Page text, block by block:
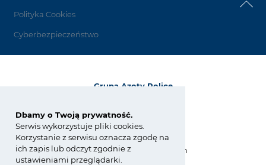
Dbamy o Twoją prywatność.
Serwis wykorzystuje pliki cookies.
Korzystanie z serwisu oznacza zgodę na
ich zapis lub odczyt zgodnie z
ustawieniami przeglądarki.
Polityka Cookies
Cyberbezpieczeństwo
Grupa Azoty Police
ul. Kuźnicka 1
tel.:+48 91 317 17 17
fax: +48 91 317 36 03
zchpolice@grupaazoty.com